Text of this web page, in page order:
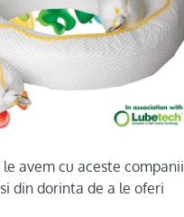
avem cu aceste companii
din dorinta de a le oferi